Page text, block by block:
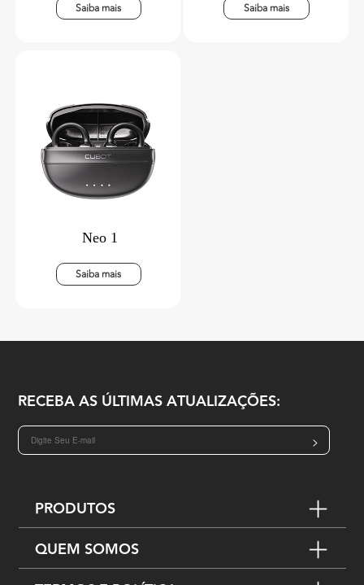
Saiba mais Saiba mais
Neo 1
Saiba mais
RECEBA AS ÚLTIMAS ATUALIZAÇÕES:
>
PRODUTOS
QUEM SOMOS